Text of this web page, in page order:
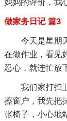
妈妈的评价，我
做家务日记 篇3
今天是星期
在做作业，看见
忍心，就连忙放
我们家打扫
擦窗户，我先把
张椅子，小心地